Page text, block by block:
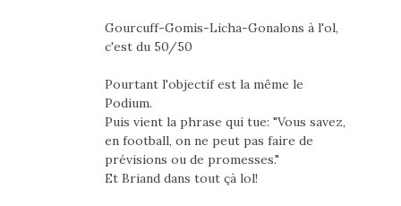
Gourcuff-Gomis-Licha-Gonalons à l'ol,
c'est du 50/50
Pourtant l'objectif est la même le
Podium.
Puis vient la phrase qui tue: "Vous savez,
en football, on ne peut pas faire de
prévisions ou de promesses."
Et Briand dans tout çà lol!